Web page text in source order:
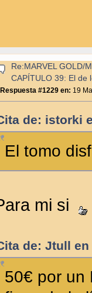
Re:MARVEL GOLD/
CAPÍTULO 39: El de
Respuesta #1229 en: 19
de: istorki
El tomo
mi si
de: Jtull en
50€ por un